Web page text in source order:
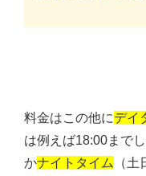
料金はこの他にデイ
は例えば18:00まで
かナイトタイム （